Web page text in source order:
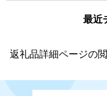
最近
返礼品詳細ページの